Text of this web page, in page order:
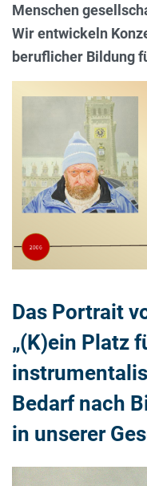
Menschen
Wir entwickeln
beruflicher Bildung
Das Portrait
„(K)ein Platz
Bedarf nach
in unserer